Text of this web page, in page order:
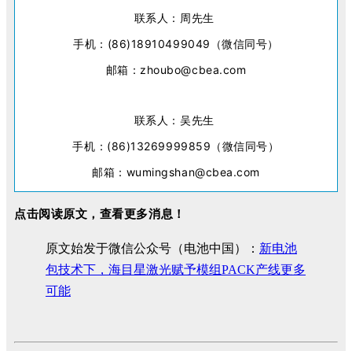
联系人：周先生
手机：(86)18910499049（微信同号）
邮箱：zhoubo@cbea.com
联系人：吴先生
手机：(86)13269999859（微信同号）
邮箱：wumingshan@cbea.com
点击阅读原文，查看更多消息！
原文始发于微信公众号（电池中国）： 新电池
包技术下，海目星激光赋予模组PACK产线更多
可能